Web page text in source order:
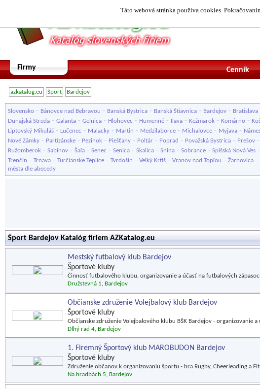
Táto webová stránka používa cookies.
Firmy Cenník
azkatalog.eu Šport Bardejov
Slovensko - Bánovce nad Bebravou - Banská Bystrica - Banská Štiavnica - Bardejov - Bratislava
Dunajská Streda - Galanta - Gelnica - Hlohovec - Humenné - Ilava - Kežmarok - Komárno -
Liptovský Mikuláš - Lučenec - Malacky - Martin - Medzilaborce - Michalovce - Myjava -
Nové Zámky - Partizánske - Pezinok - Piešťany - Poltár - Poprad - Považská Bystrica - Prešov -
Ružomberok - Sabinov - Šaľa - Senec - Senica - Skalica - Snina - Sobrance - Spišská Nová Ves -
Trenčín - Trnava - Turčianske Teplice - Tvrdošín - Veľký Krtíš - Vranov nad Topľou - Žarnovica -
města dle abecedy
Šport Bardejov Katalóg firiem AZKatalog.eu
Mestský futbalový klub Bardejov
Športové kluby
Činnosť futbalového klubu, organizovanie a účasť na futbalových
Družstevná 1, Bardejov
Občianske združenie Volejbalový klub Bardejov
Športové kluby
Občianske združenie Volejbalového klubu BŠK Bardejov -
Dlhý rad 4, Bardejov
1. Firemný Športový klub MAROBUDON Bardejov
Športové kluby
Združenie občanov k organizovaniu športu - hra Rugby, Cheerleading a
Na hradbách 5, Bardejov